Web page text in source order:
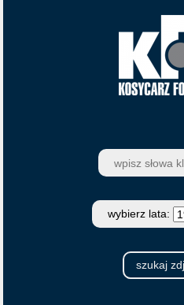
wybierz lata: